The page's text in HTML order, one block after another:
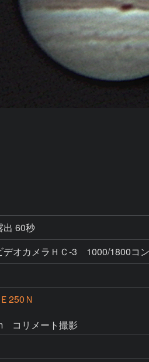
出 60秒
オカメラＨＣ-3 1000/1800コ
250Ｎ
コリメート撮影